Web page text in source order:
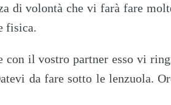
di volontà che vi farà fare
fisica.
con il vostro partner esso vi
da fare sotto le lenzuola.